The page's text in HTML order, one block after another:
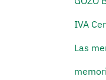
IVA
Las